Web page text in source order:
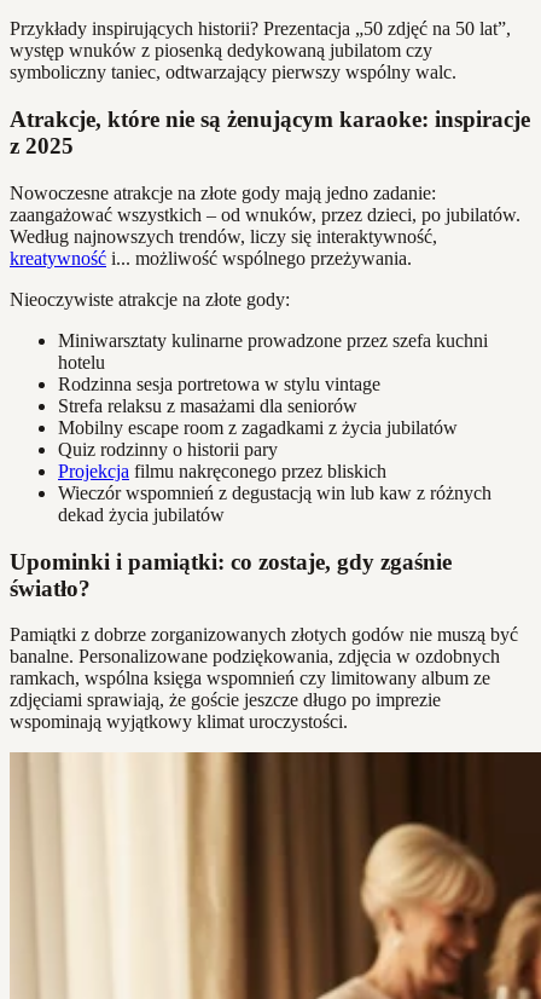
Przykłady inspirujących historii? Prezentacja „50 zdjęć na 50 lat”,
występ wnuków z piosenką dedykowaną jubilatom czy
symboliczny taniec, odtwarzający pierwszy wspólny walc.
Atrakcje, które nie są żenującym karaoke: inspiracje
z 2025
Nowoczesne atrakcje na złote gody mają jedno zadanie:
zaangażować wszystkich – od wnuków, przez dzieci, po jubilatów.
Według najnowszych trendów, liczy się interaktywność,
kreatywność i... możliwość wspólnego przeżywania.
Nieoczywiste atrakcje na złote gody:
Miniwarsztaty kulinarne prowadzone przez szefa kuchni
hotelu
Rodzinna sesja portretowa w stylu vintage
Strefa relaksu z masażami dla seniorów
Mobilny escape room z zagadkami z życia jubilatów
Quiz rodzinny o historii pary
Projekcja filmu nakręconego przez bliskich
Wieczór wspomnień z degustacją win lub kaw z różnych
dekad życia jubilatów
Upominki i pamiątki: co zostaje, gdy zgaśnie
światło?
Pamiątki z dobrze zorganizowanych złotych godów nie muszą być
banalne. Personalizowane podziękowania, zdjęcia w ozdobnych
ramkach, wspólna księga wspomnień czy limitowany album ze
zdjęciami sprawiają, że goście jeszcze długo po imprezie
wspominają wyjątkowy klimat uroczystości.